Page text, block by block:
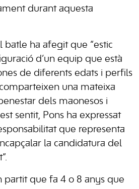
durant aquesta
batle ha afegit que “estic
d’un equip que està
de diferents edats i perfils
una mateixa
dels maonesos i
sentit, Pons ha expressat
que representa
la candidatura del
partit que fa 4 o 8 anys que